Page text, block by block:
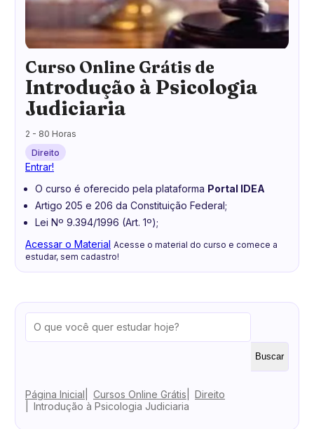
Curso Online Grátis de
Introdução à Psicologia
Judiciaria
2 - 80 Horas
Direito
Entrar!
O curso é oferecido pela plataforma Portal IDEA
Artigo 205 e 206 da Constituição Federal;
Lei Nº 9.394/1996 (Art. 1º);
Acessar o Material Acesse o material do curso e comece a
estudar, sem cadastro!
Buscar
Página Inicial Cursos Online Grátis
Direito
Introdução à Psicologia Judiciaria